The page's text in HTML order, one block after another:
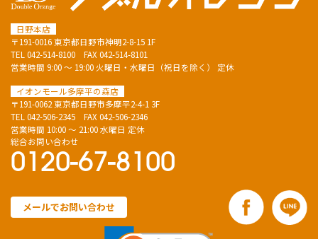
日野本店
〒191-0016 東京都日野市神明2-8-15 1F
TEL042-514-8100 FAX 042-514-8101
営業時間 9:00 ～ 19:00 火曜日・水曜日（祝日を除く） 定休
イオンモール多摩平の森店
〒191-0062 東京都日野市多摩平2-4-1 3F
TEL042-506-2345 FAX 042-506-2346
営業時間 10:00 ～ 21:00 水曜日 定休
総合お問い合わせ
0120-67-8100
メールでお問い合わせ